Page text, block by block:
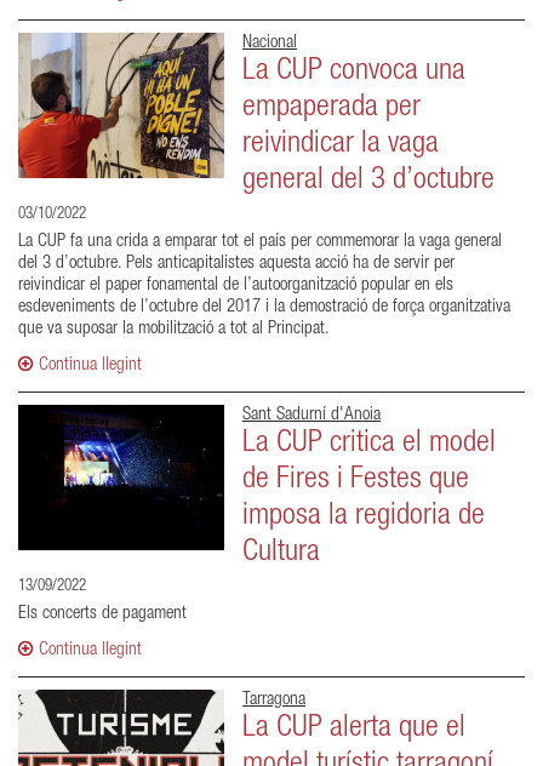
Nacional
La CUP convoca una
empaperada per
reivindicar la vaga
general del 3 d’octubre
03/10/2022
La CUP fa una crida a emparar tot el país per commemorar la vaga general
del 3 d’octubre. Pels anticapitalistes aquesta acció ha de servir per
reivindicar el paper fonamental de l’autoorganització popular en els
esdeveniments de l’octubre del 2017 i la demostració de força organitzativa
que va suposar la mobilització a tot al Principat.
Continua llegint
Sant Sadurní d'Anoia
La CUP critica el model
de Fires i Festes que
imposa la regidoria de
Cultura
13/09/2022
Els concerts de pagament
Continua llegint
Tarragona
La CUP alerta que el